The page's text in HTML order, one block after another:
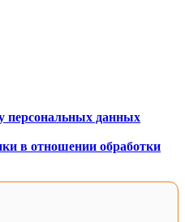
персональных данных
в отношении обработки